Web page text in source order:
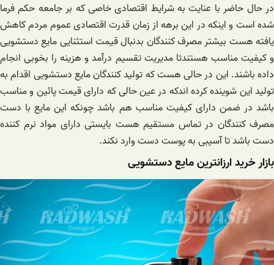
در حال حاضر با عنایت به شرایط اقتصادی خاصی که بر جامعه حکم فرما
شده است و اینکه در این برهه از زمان قدرت اقتصادی عموم مردم کاهش
یافته هست بیشتر مصرف کنندگان بدنبال قیمت استثنایی مایع دستشویی
و کیفیت مناسب هستندتا مدیریت تقسیم درآمد و هزینه را بخوبی انجام
داده باشند. این در حالی هست که تولید کنندگان مایع دستشویی اقدام به
تولید این شوینده کرده اندکه در عین حالی که دارای قیمت پائین و مناسب
باشد در ضمن دارای کیفیت مناسب هم باشد چونکه این مایع با دست
مصرف کنندگان در تماس مستقیم هست بایستی دارای مواد نرم کننده
دست باشد تا آسیبی به پوست دست وارد نکند.
بازار خرید ارزانترین مایع دستشویی